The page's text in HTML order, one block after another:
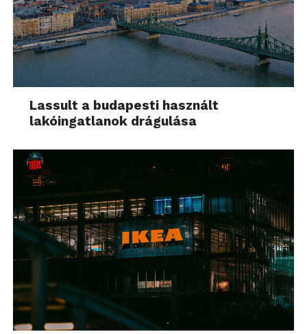
Lassult a budapesti használt
lakóingatlanok drágulása